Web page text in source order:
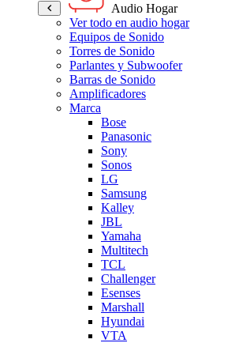
Audio Hogar
Ver todo en audio hogar
Equipos de Sonido
Torres de Sonido
Parlantes y Subwoofer
Barras de Sonido
Amplificadores
Marca
Bose
Panasonic
Sony
Sonos
LG
Samsung
Kalley
JBL
Yamaha
Multitech
TCL
Challenger
Esenses
Marshall
Hyundai
VTA